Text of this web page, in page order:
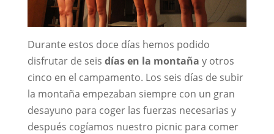
Durante estos doce días hemos podido
disfrutar de seis días en la montaña y otros
cinco en el campamento. Los seis días de subir
la montaña empezaban siempre con un gran
desayuno para coger las fuerzas necesarias y
después cogíamos nuestro picnic para comer